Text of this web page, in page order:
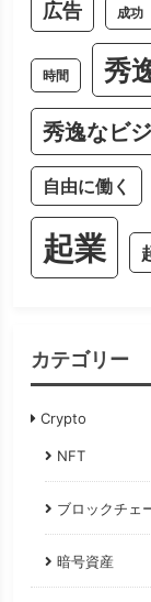
広告 成功
時間 秀
秀逸なビ
自由に働く
起業
カテゴリー
Crypto
NFT
ブロックチェ
暗号資産